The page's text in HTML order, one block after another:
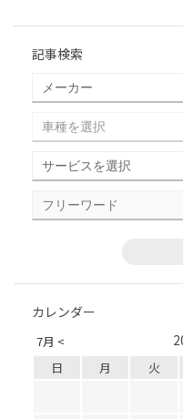
記事検索
カレンダー
7月 <
日 月 火